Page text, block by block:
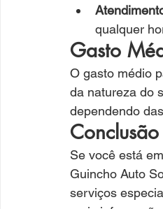
qualquer
Gasto
O gasto médio
da natureza do
dependendo
Conclusão
Se você está
Guincho Auto
serviços